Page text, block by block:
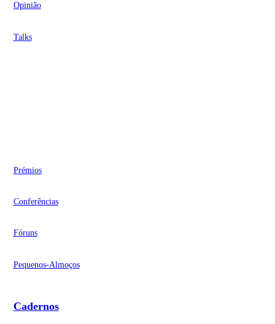
Opinião
Talks
Prémios
Conferências
Fóruns
Pequenos-Almoços
Cadernos